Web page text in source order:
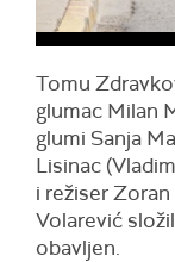
Tomu
glumac Milan
glumi Sanja
Lisinac
i režiser
Volarević
obavljen.